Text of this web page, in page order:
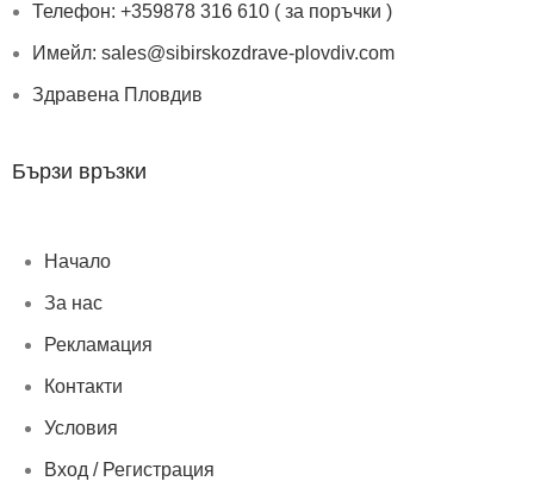
Телефон: +359878 316 610 ( за поръчки )
Имейл: sales@sibirskozdrave-plovdiv.com
Здравена Пловдив
Бързи връзки
Начало
За нас
Рекламация
Контакти
Условия
Вход / Регистрация